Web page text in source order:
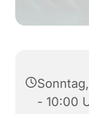
- 10:00